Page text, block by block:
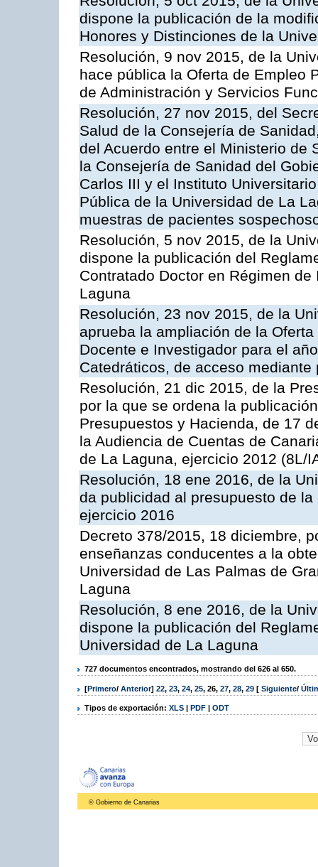
dispone la publicación de la
Honores y Distinciones de la
Resolución, 9 nov 2015, de la
hace pública la Oferta de Empleo
de Administración y Servicios
Resolución, 27 nov 2015, del
Salud de la Consejería de
del Acuerdo entre el Ministerio de
la Consejería de Sanidad del
Carlos III y el Instituto
Pública de la Universidad de La
muestras de pacientes
Resolución, 5 nov 2015, de la
dispone la publicación del
Contratado Doctor en Régimen
Laguna
Resolución, 23 nov 2015, de la
aprueba la ampliación de la
Docente e Investigador para el
Catedráticos, de acceso mediante
Resolución, 21 dic 2015, de la
por la que se ordena la
Presupuestos y Hacienda, de 17
la Audiencia de Cuentas de
de La Laguna, ejercicio 2012 (8L/
Resolución, 18 ene 2016, de la
da publicidad al presupuesto de
ejercicio 2016
Decreto 378/2015, 18 diciembre,
enseñanzas conducentes a la
Universidad de Las Palmas de
Laguna
Resolución, 8 ene 2016, de la
dispone la publicación del
Universidad de La Laguna
727 documentos encontrados, mostrando del 626 al 650.
[Primero/ Anterior] 22, 23, 24, 25, 26, 27, 28, 29 [ Siguiente/
Tipos de exportación: XLS | PDF | ODT
© Gobierno de Canarias